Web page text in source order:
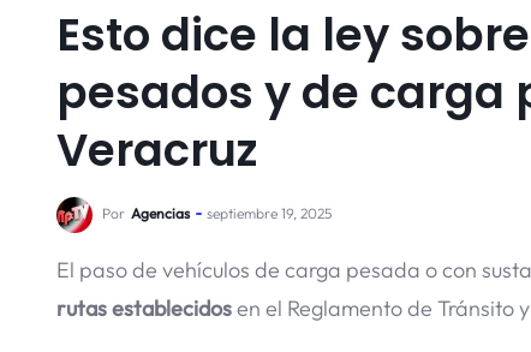
Esto dice la ley
pesados y de carga
Veracruz
Por Agencias septiembre 19, 2025
El paso de vehículos de carga pesada o con
rutas establecidosen el Reglamento de Tránsito